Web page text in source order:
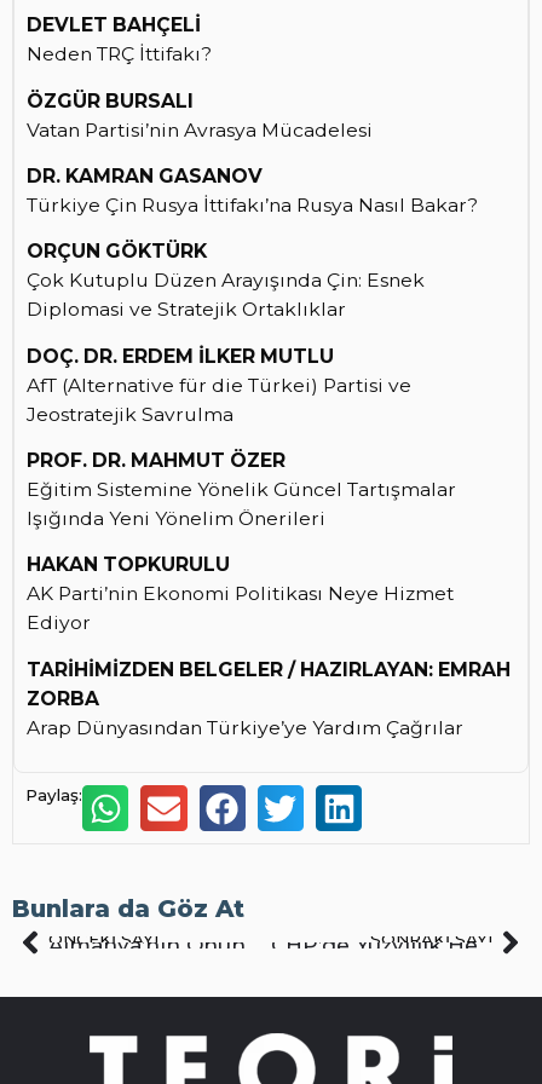
DEVLET BAHÇELİ
Neden TRÇ İttifakı?
ÖZGÜR BURSALI
Vatan Partisi’nin Avrasya Mücadelesi
DR. KAMRAN GASANOV
Türkiye Çin Rusya İttifakı’na Rusya Nasıl Bakar?
ORÇUN GÖKTÜRK
Çok Kutuplu Düzen Arayışında Çin: Esnek
Diplomasi ve Stratejik Ortaklıklar
DOÇ. DR. ERDEM İLKER MUTLU
AfT (Alternative für die Türkei) Partisi ve
Jeostratejik Savrulma
PROF. DR. MAHMUT ÖZER
Eğitim Sistemine Yönelik Güncel Tartışmalar
Işığında Yeni Yönelim Önerileri
HAKAN TOPKURULU
AK Parti’nin Ekonomi Politikası Neye Hizmet
Ediyor
TARİHİMİZDEN BELGELER / HAZIRLAYAN: EMRAH
ZORBA
Arap Dünyasından Türkiye’ye Yardım Çağrılar
Paylaş:
Bunlara da Göz At
ÖNCEKI SAYI SONRAKI SAYI
CHP’de Yüzyıllık Hesaplaşma